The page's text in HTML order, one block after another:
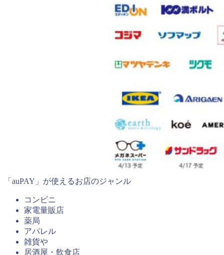
「auPAY」が使えるお店のジャンル
コンビニ
家電量販店
薬局
アパレル
雑貨や
居酒屋・飲食店